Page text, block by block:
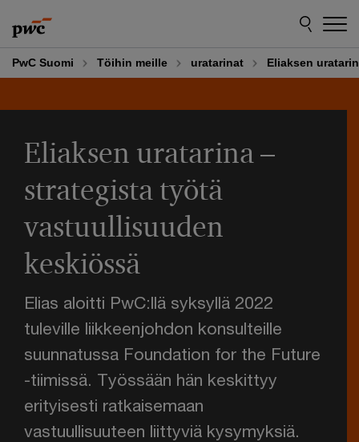
to
content
to
footer
PwC Suomi Töihin meille uratarinat Eliaksen
Eliaksen uratarina –
strategista työtä
vastuullisuuden
keskiössä
Elias aloitti PwC:llä syksyllä 2022
tuleville liikkeenjohdon konsulteille
suunnatussa Foundation for the Future
-tiimissä. Työssään hän keskittyy
erityisesti ratkaisemaan
vastuullisuuteen liittyviä kysymyksiä.